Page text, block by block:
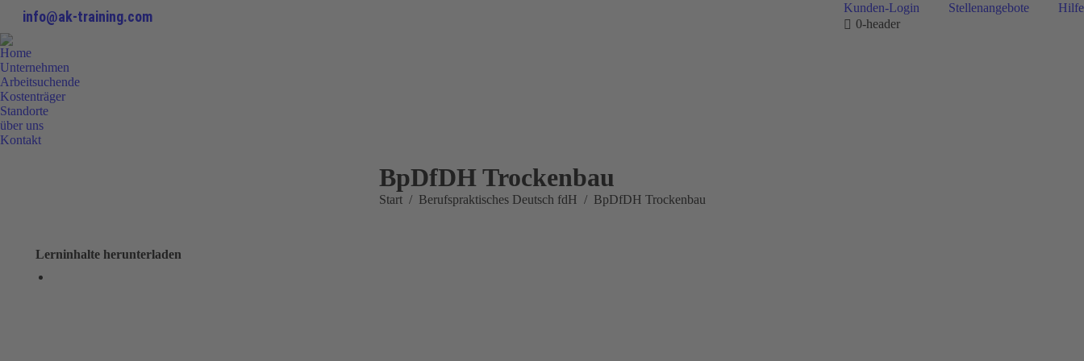
info@ak-training.com Kunden-Login Stellenangebote
Hilfe
0-header
Home
Unternehmen
Arbeitsuchende
Kostenträger
Standorte
über uns
Kontakt
BpDfDH Trockenbau
Sie befinden sich hier:
Start Berufspraktisches Deutsch fdH BpDfDH Trockenbau
Lerninhalte herunterladen